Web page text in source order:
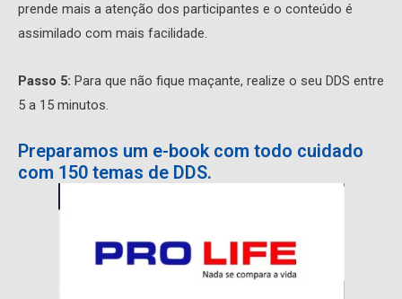
prende mais a atenção dos participantes e o conteúdo é
assimilado com mais facilidade.
Passo 5: Para que não fique maçante, realize o seu DDS entre
5 a 15 minutos.
Preparamos um e-book com todo cuidado
com 150 temas de DDS.